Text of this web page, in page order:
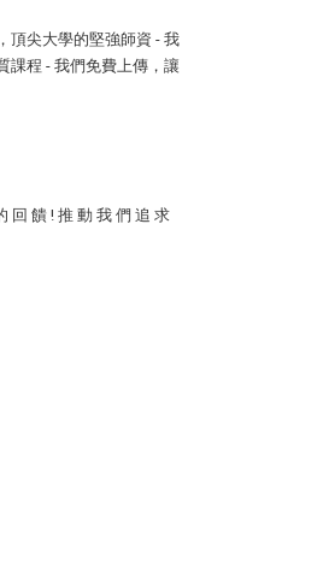
頂尖大學的堅強師資 - 我
課程 - 我們免費上傳，讓
回 饋 ! 推 動 我 們 追 求